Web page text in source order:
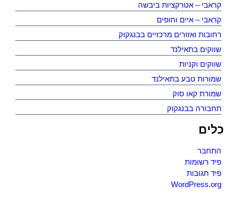
קראבי – אטרקציות ביבשה
קראבי – איים וחופים
רחובות ואזורים מרכזיים בבנגקוק
שווקים בתאילנד
שווקים וקניות
שמורות טבע בתאילנד
שמורת קאו סוק
תחבורה בבנגקוק
כלים
התחבר
פיד רשומות
פיד תגובות
WordPress.org